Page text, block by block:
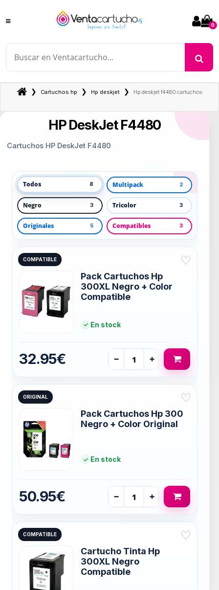
0
❯ Cartuchos hp ❯ Hp deskjet ❯ Hp deskjet f4480 cartuchos
HP DeskJet F4480
Cartuchos HP DeskJet F4480
Todos 8 Multipack 2
Negro 3 Tricolor 3
Originales 5 Compatibles 3
COMPATIBLE ♡
Pack Cartuchos Hp
300XL Negro + Color
Compatible
En stock
32.95€ − +
ORIGINAL ♡
Pack Cartuchos Hp 300
Negro + Color Original
En stock
50.95€ − +
COMPATIBLE ♡
Cartucho Tinta Hp
300XL Negro
Compatible